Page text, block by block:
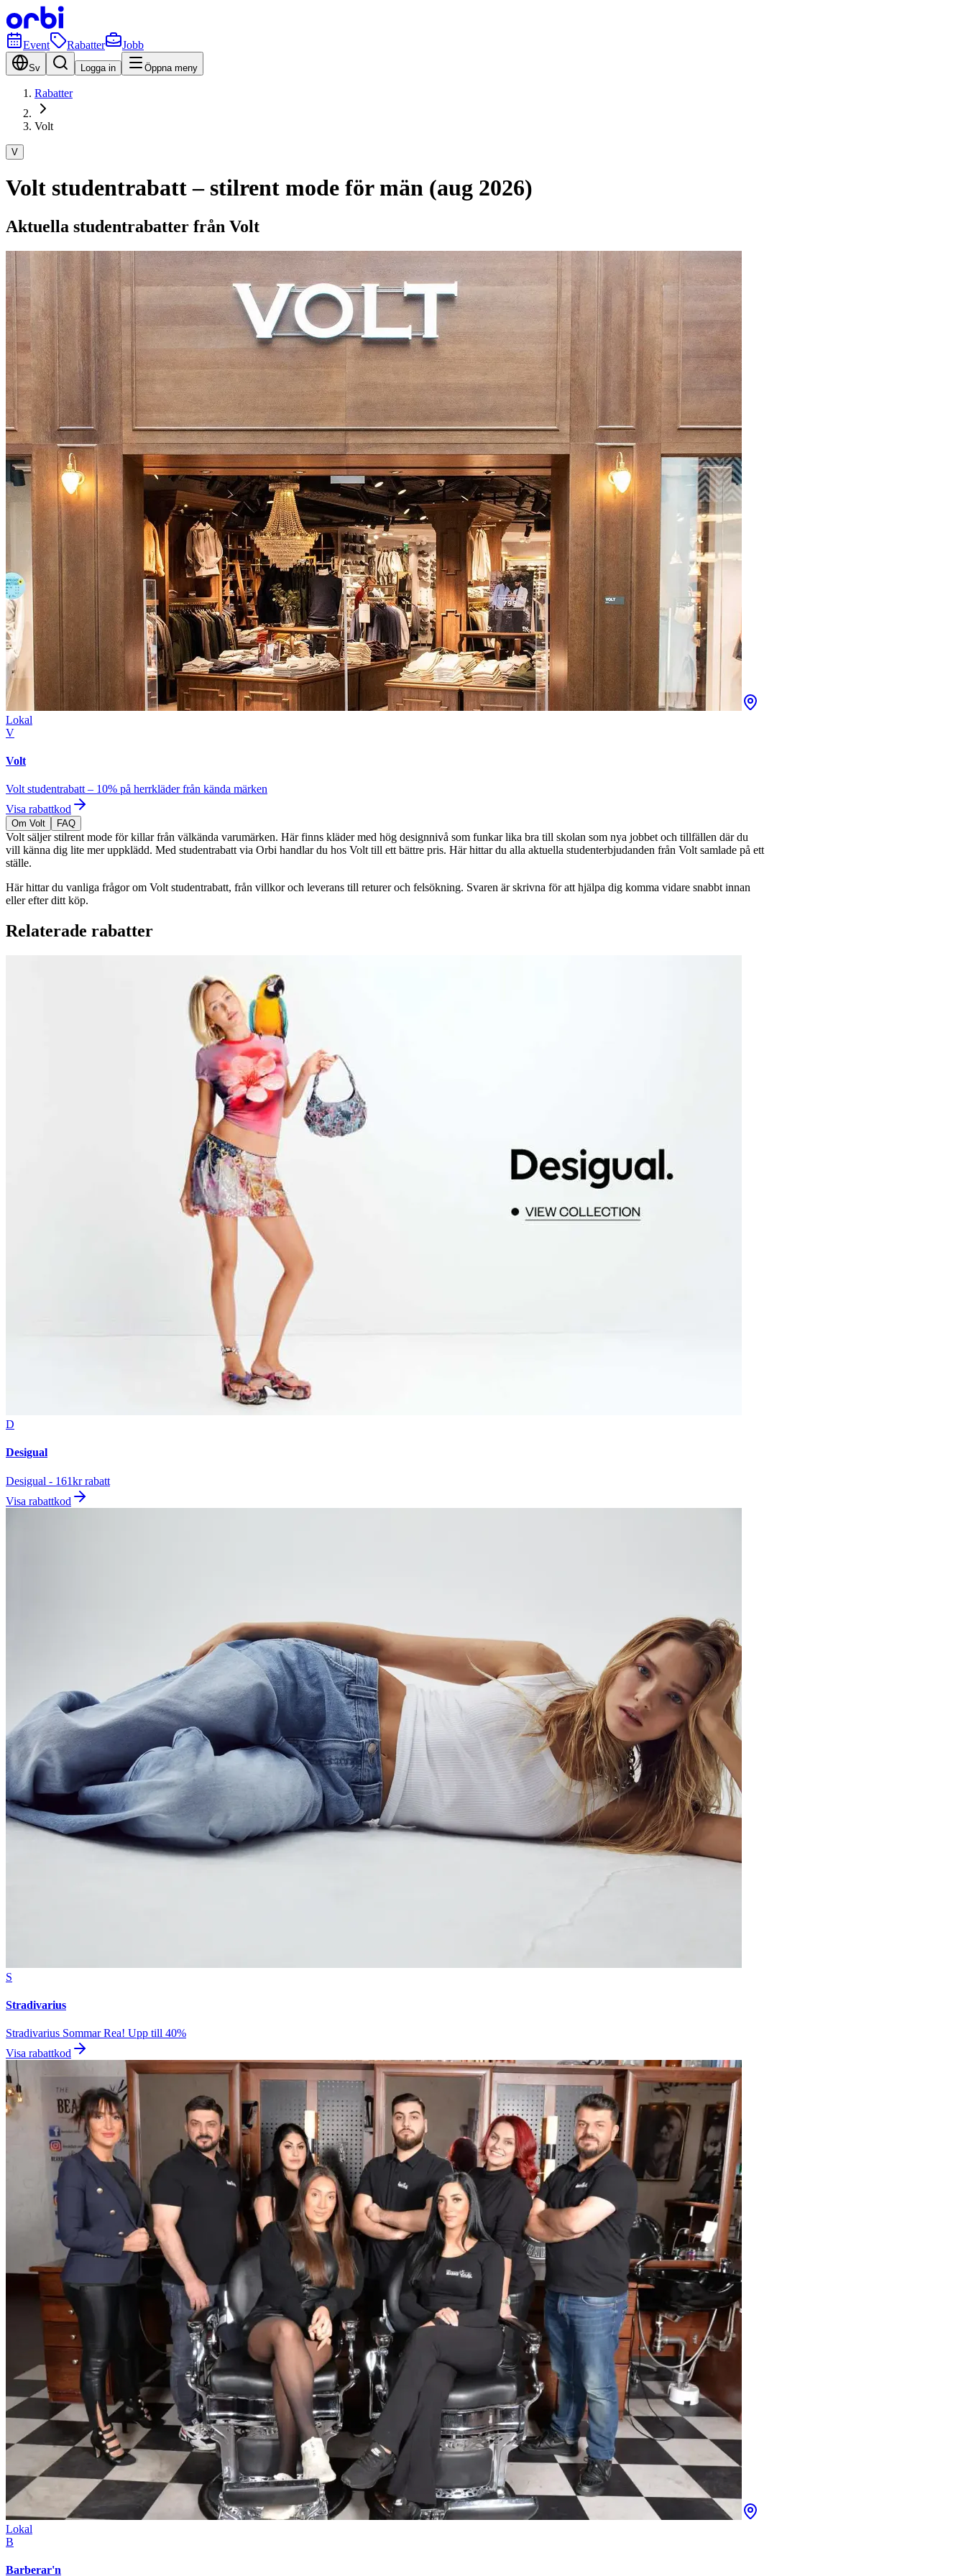
Event Rabatter Jobb
Sv Logga in Öppna meny
Rabatter
Volt
V
Volt studentrabatt – stilrent mode för män (aug 2026)
Aktuella studentrabatter från Volt
Lokal
V
Volt
Volt studentrabatt – 10% på herrkläder från kända märken
Visa rabattkod
Om Volt FAQ
Volt säljer stilrent mode för killar från välkända varumärken. Här finns kläder med hög designnivå som funkar lika bra till skolan som nya jobbet och tillfällen där du
vill känna dig lite mer uppklädd. Med studentrabatt via Orbi handlar du hos Volt till ett bättre pris. Här hittar du alla aktuella studenterbjudanden från Volt samlade på ett
ställe.
Här hittar du vanliga frågor om Volt studentrabatt, från villkor och leverans till returer och felsökning. Svaren är skrivna för att hjälpa dig komma vidare snabbt innan
eller efter ditt köp.
Relaterade rabatter
D
Desigual
Desigual - 161kr rabatt
Visa rabattkod
S
Stradivarius
Stradivarius Sommar Rea! Upp till 40%
Visa rabattkod
Lokal
B
Barberar'n